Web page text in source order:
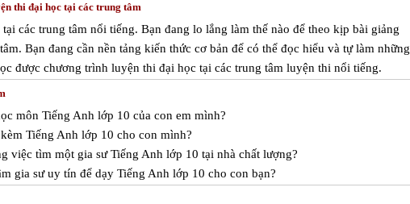
thi đại học tại các trung tâm
các trung tâm nổi tiếng. Bạn đang lo lắng làm thế nào để theo kịp bài giảng
Bạn đang cần nền tảng kiến thức cơ bản để có thể đọc hiểu và tự làm những
được chương trình luyện thi đại học tại các trung tâm luyện thi nổi tiếng.
môn Tiếng Anh lớp 10 của con em mình?
Tiếng Anh lớp 10 cho con mình?
việc tìm một gia sư Tiếng Anh lớp 10 tại nhà chất lượng?
gia sư uy tín để dạy Tiếng Anh lớp 10 cho con bạn?